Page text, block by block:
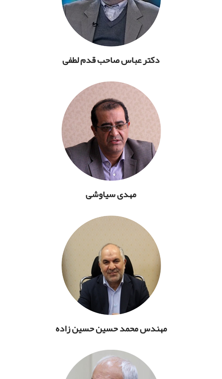
دکتر عباس صاحب قدم لطفی
مهدی سیاوشی
مهندس محمد حسین حسین زاده